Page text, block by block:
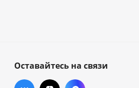
Оставайтесь на связи